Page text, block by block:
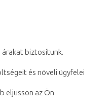
árakat biztosítunk.
és növeli ügyfelei
eljusson az Ön